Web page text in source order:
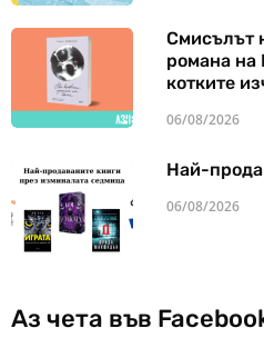
Смисълът
романа на
котките
06/08/2026
Най-
06/08/2026
Аз чета във